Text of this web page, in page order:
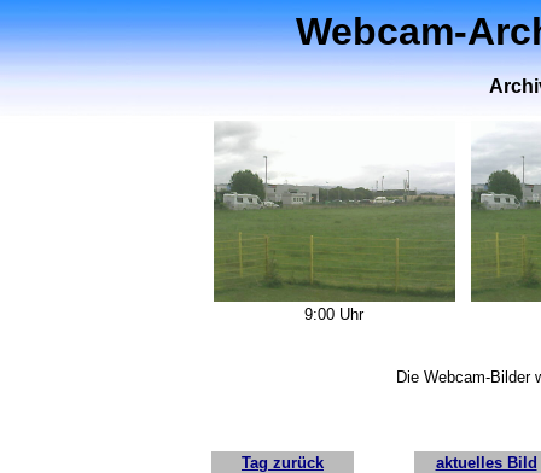
Webcam-
9:00 Uhr
Die Webcam-Bilder
Tag zurück aktuelles Bild